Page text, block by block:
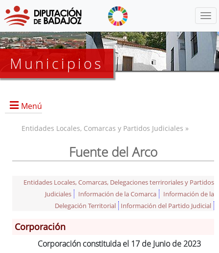
Municipios
Menú
Información General
Entidades Locales, Comarcas y Partidos Judiciales »
Fuente del Arco
Entidades Locales, Comarcas, Delegaciones terriroriales y Partidos
Judiciales
Información de la Comarca
Información de la
Delegación Territorial
Información del Partido Judicial
Corporación
Corporación constituida el 17 de Junio de 2023